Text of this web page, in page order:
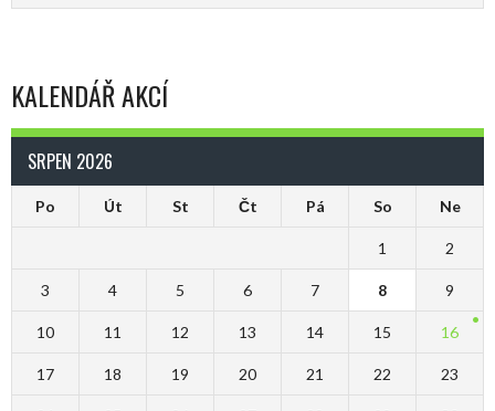
KALENDÁŘ AKCÍ
SRPEN 2026
Po Út St Čt Pá So Ne
1 2
3 4 5 6 7 8 9
10 11 12 13 14 15 16
17 18 19 20 21 22 23